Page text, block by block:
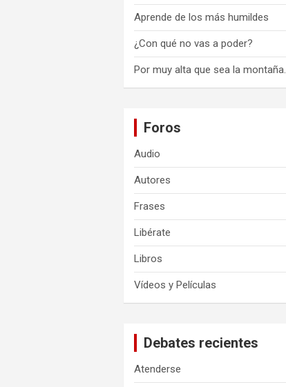
Aprende de los más humildes
¿Con qué no vas a poder?
Por muy alta que sea la montaña.
Foros
Audio
Autores
Frases
Libérate
Libros
Vídeos y Películas
Debates recientes
Atenderse